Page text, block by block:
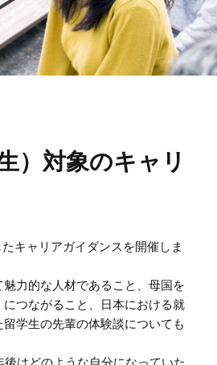
）対象のキャリ
キャリアガイダンスを開催しま
力的な人材であること、母国を
つながること、日本における就
学生の先輩の体験談についても